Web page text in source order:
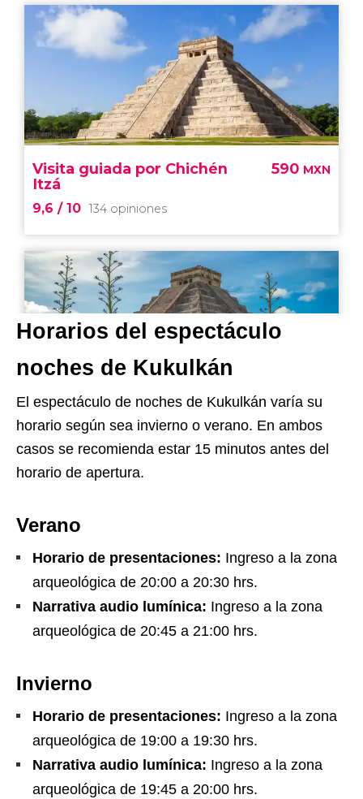
Horarios del espectáculo
noches de Kukulkán
El espectáculo de noches de Kukulkán varía su
horario según sea invierno o verano. En ambos
casos se recomienda estar 15 minutos antes del
horario de apertura.
Verano
Horario de presentaciones: Ingreso a la zona
arqueológica de 20:00 a 20:30 hrs.
Narrativa audio lumínica: Ingreso a la zona
arqueológica de 20:45 a 21:00 hrs.
Invierno
Horario de presentaciones: Ingreso a la zona
arqueológica de 19:00 a 19:30 hrs.
Narrativa audio lumínica: Ingreso a la zona
arqueológica de 19:45 a 20:00 hrs.